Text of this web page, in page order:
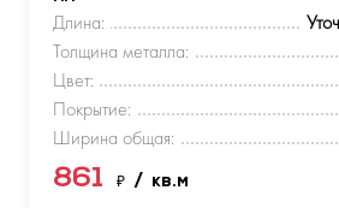
Длина:
Толщина металла:
Цвет:
Покрытие:
Ширина общая:
861 ₽ / кв.м